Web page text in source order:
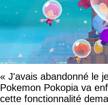
« J'avais abandonné le
Pokemon Pokopia va
cette fonctionnalité